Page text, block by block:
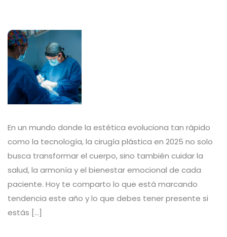
En un mundo donde la estética evoluciona tan rápido
como la tecnología, la cirugía plástica en 2025 no solo
busca transformar el cuerpo, sino también cuidar la
salud, la armonía y el bienestar emocional de cada
paciente. Hoy te comparto lo que está marcando
tendencia este año y lo que debes tener presente si
estás […]